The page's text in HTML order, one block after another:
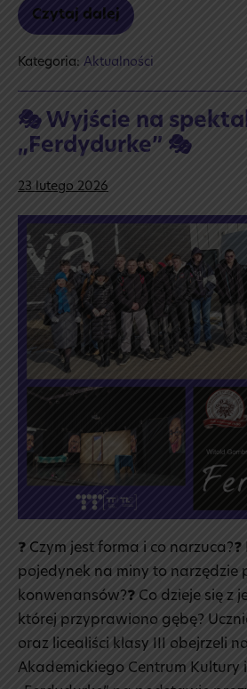
Czytaj dalej
💙
💛
z Ukrainą
💛
Kategoria: Aktualności
🎭 Wyjście na
„Ferdydurke” 🎭
23 lutego 2026
🎭
Wyjście
na spektakl
„Ferdydurke”
🎭
❓ Czym jest forma i co
pojedynek na miny to narzędzie
konwenansów?❓ Co dzieje się z
której przyprawiono gębę?
oraz licealiści klasy III obejrzeli
Akademickiego Centrum Kultury